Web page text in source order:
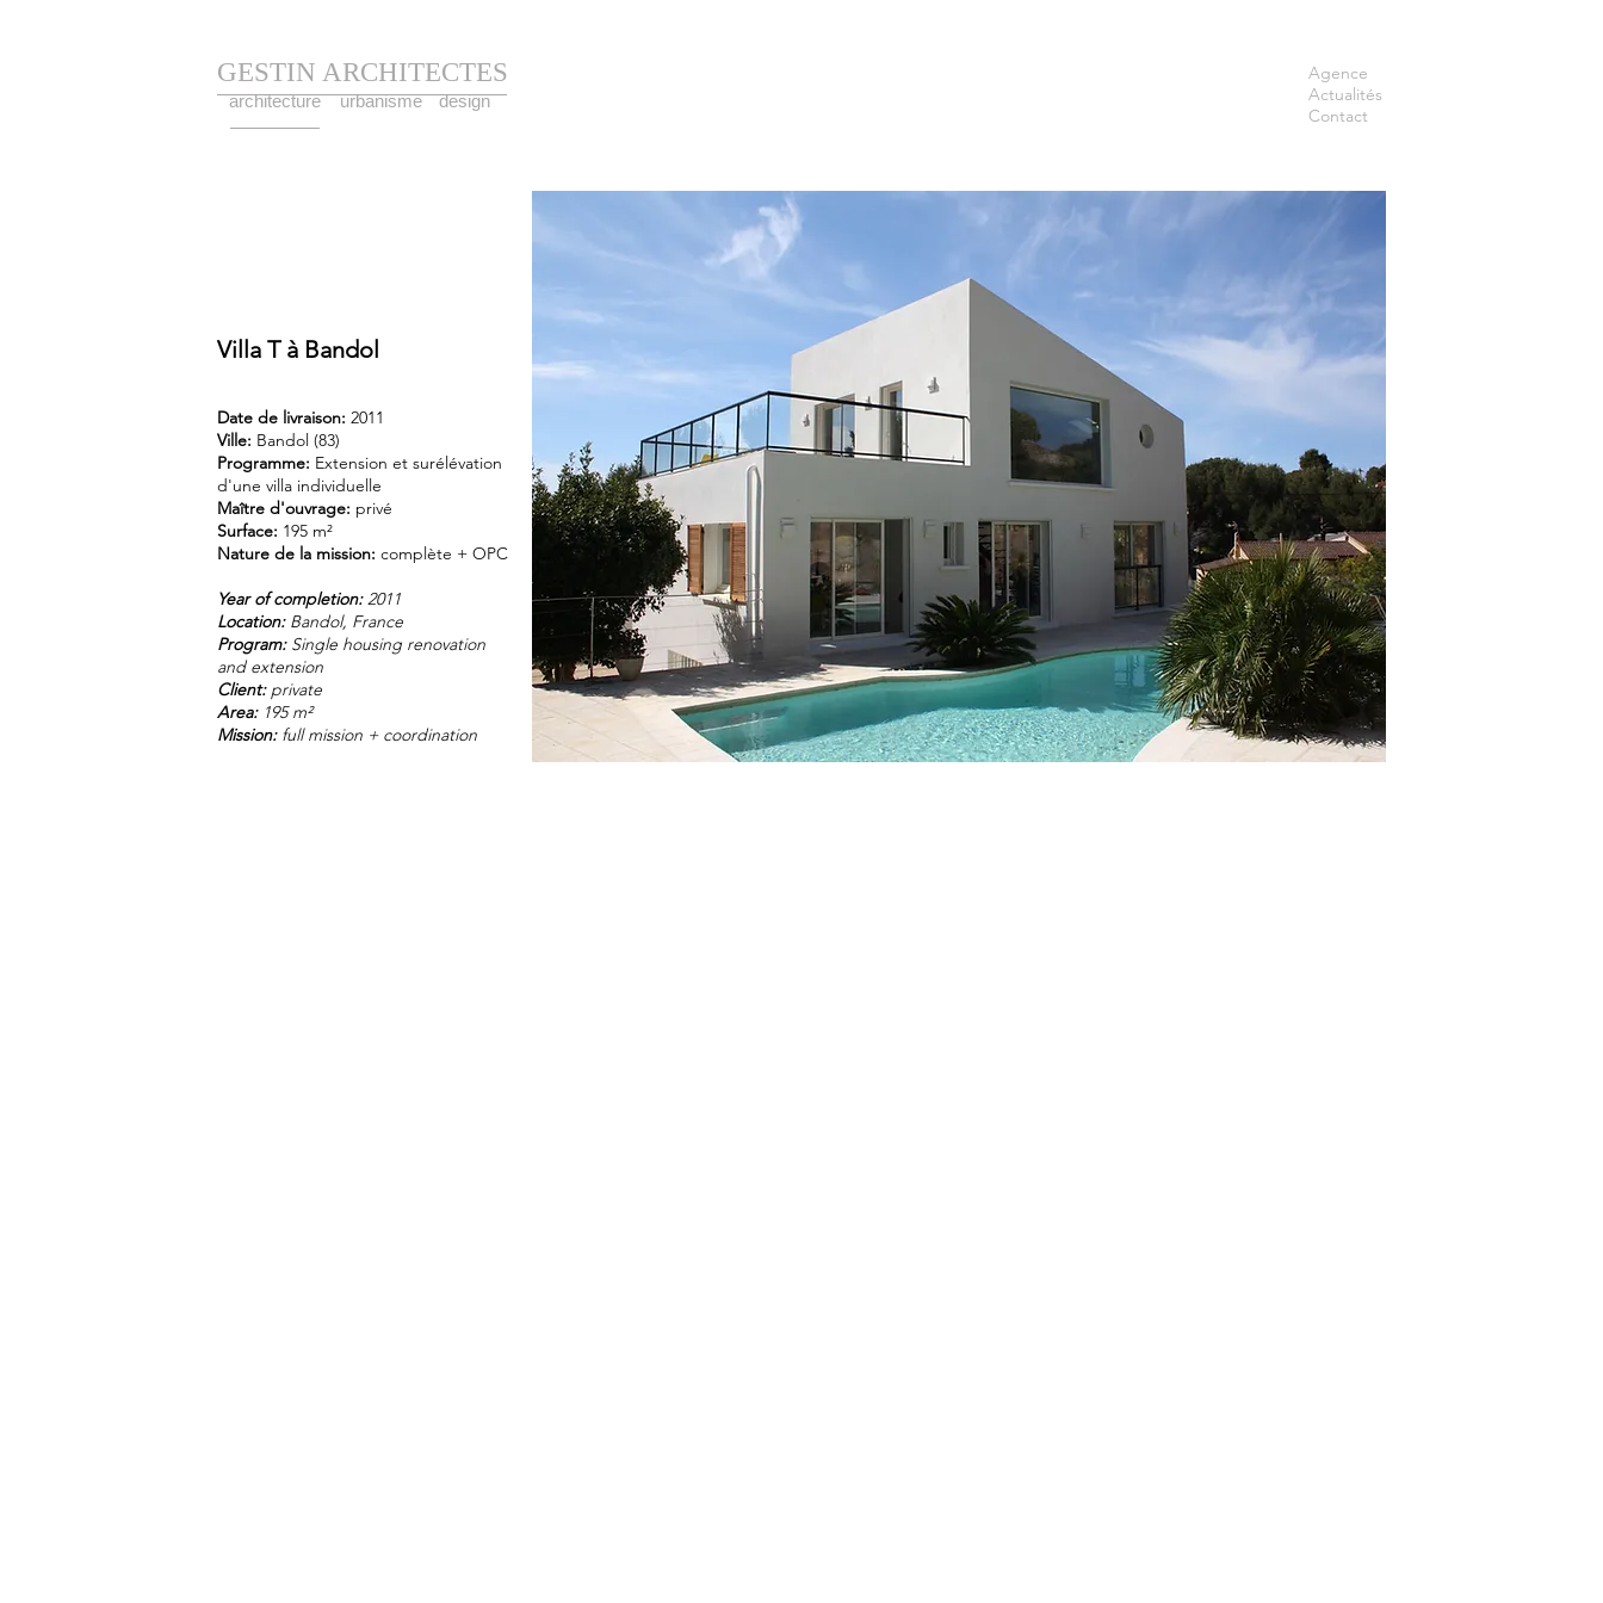
GESTIN ARCHITECTES
architecture urbanisme design
Agence
Actualités
Contact
Villa T à Bandol
Date de livraison: 2011
Ville: Bandol (83)
Programme: Extension et surélévation
d'une villa individuelle
Maître d'ouvrage: privé
Surface: 195 m²
Nature de la mission: complète + OPC
Year of completion:2011
Location:Bandol, France
Program: Single housing renovation
and extension
Client:private
Area: 195 m²
Mission:full mission + coordination